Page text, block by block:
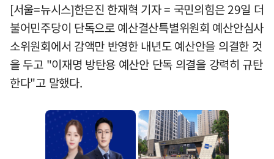
[서울=뉴시스]한은진 한재혁 기자 = 국민의힘은 29일 더
불어민주당이 단독으로 예산결산특별위원회 예산안심사
소위원회에서 감액만 반영한 내년도 예산안을 의결한 것
을 두고 "이재명 방탄용 예산안 단독 의결을 강력히 규탄
한다"고 말했다.